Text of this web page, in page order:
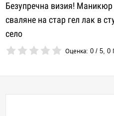
Безупречна визия!
сваляне на стар гел лак в
село
Оценка:0 /5,0